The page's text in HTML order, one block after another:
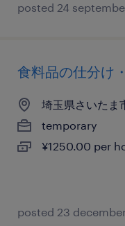
posted 24
食料品の仕分け
埼玉県さいたま
temporary
¥1250.00 per
posted 23